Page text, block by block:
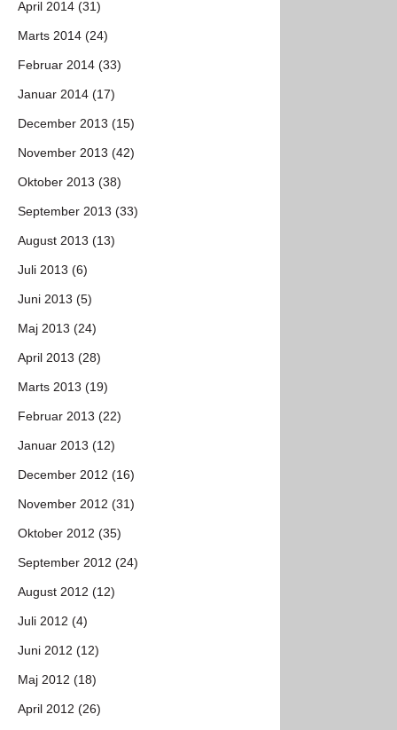
April 2014 (31)
Marts 2014 (24)
Februar 2014 (33)
Januar 2014 (17)
December 2013 (15)
November 2013 (42)
Oktober 2013 (38)
September 2013 (33)
August 2013 (13)
Juli 2013 (6)
Juni 2013 (5)
Maj 2013 (24)
April 2013 (28)
Marts 2013 (19)
Februar 2013 (22)
Januar 2013 (12)
December 2012 (16)
November 2012 (31)
Oktober 2012 (35)
September 2012 (24)
August 2012 (12)
Juli 2012 (4)
Juni 2012 (12)
Maj 2012 (18)
April 2012 (26)